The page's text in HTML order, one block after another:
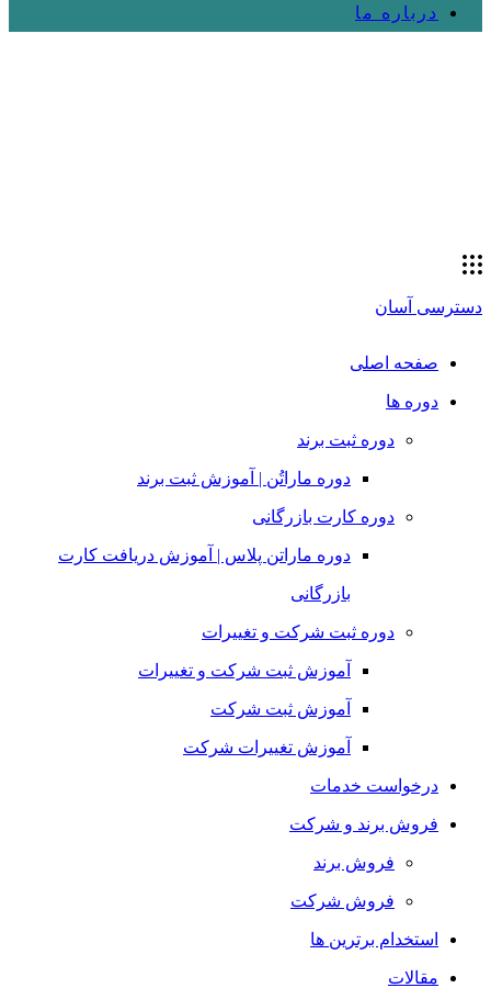
درباره ما
دسترسی آسان
صفحه اصلی
دوره ها
دوره ثبت برند
دوره ماراتُن | آموزش ثبت برند
دوره کارت بازرگانی
دوره ماراتن پلاس | آموزش دریافت کارت
بازرگانی
دوره ثبت شرکت و تغییرات
آموزش ثبت شرکت و تغییرات
آموزش ثبت شرکت
آموزش تغییرات شرکت
درخواست خدمات
فروش برند و شرکت
فروش برند
فروش شرکت
استخدام برترین ها
مقالات